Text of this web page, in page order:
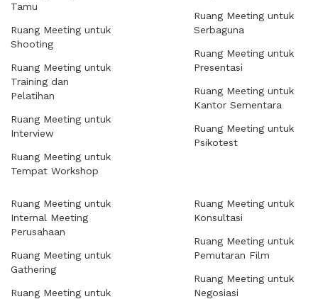
Tamu
Ruang Meeting untuk
Shooting
Ruang Meeting untuk
Training dan
Pelatihan
Ruang Meeting untuk
Interview
Ruang Meeting untuk
Tempat Workshop
Ruang Meeting untuk
Serbaguna
Ruang Meeting untuk
Presentasi
Ruang Meeting untuk
Kantor Sementara
Ruang Meeting untuk
Psikotest
Ruang Meeting untuk
Internal Meeting
Perusahaan
Ruang Meeting untuk
Gathering
Ruang Meeting untuk
Ruang Meeting untuk
Konsultasi
Ruang Meeting untuk
Pemutaran Film
Ruang Meeting untuk
Negosiasi